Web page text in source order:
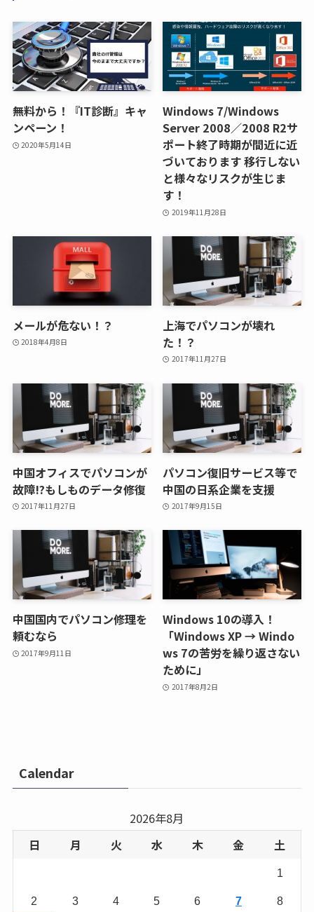
無料から！『IT診断』キャ
ンペーン！
2020年5月14日
Windows 7/Windows
Server 2008／2008 R2サ
ポート終了時期が間近に近
づいております 移行しない
と様々なリスクが生じま
す！
2019年11月28日
メールが危ない！？
2018年4月8日
上海でパソコンが壊れ
た！？
2017年11月27日
中国オフィスでパソコンが
故障!?もしものデータ修復
2017年11月27日
パソコン復旧サービス等で
中国の日系企業を支援
2017年9月15日
中国国内でパソコン修理を
頼むなら
2017年9月11日
Windows 10の導入！
「Windows XP → Windo
ws 7の苦労を繰り返さない
ために」
2017年8月2日
Calendar
2026年8月
日
月 火 水 木 金 土
1
2 3 4 5 6 7 8